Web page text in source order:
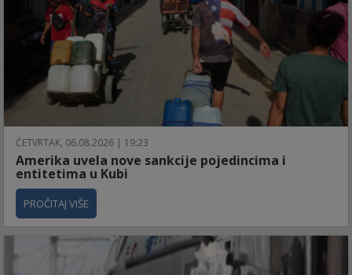
ČETVRTAK, 06.08.2026 | 19:23
Amerika uvela nove sankcije pojedincima i
entitetima u Kubi
PROČITAJ VIŠE